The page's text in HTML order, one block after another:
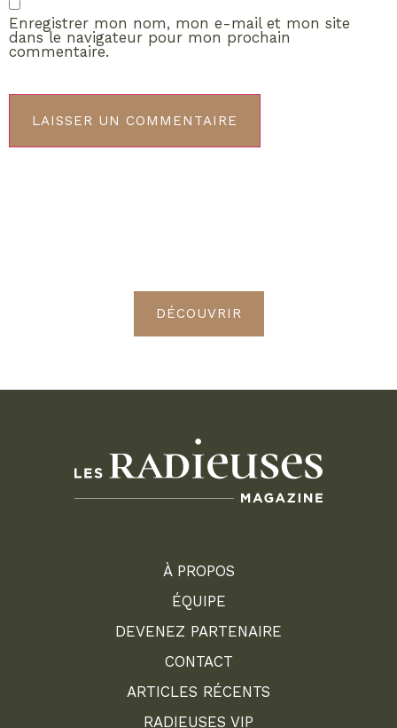
Enregistrer mon nom, mon e-mail et mon site
dans le navigateur pour mon prochain
commentaire.
DÉCOUVRIR
À PROPOS
ÉQUIPE
DEVENEZ PARTENAIRE
CONTACT
ARTICLES RÉCENTS
RADIEUSES VIP